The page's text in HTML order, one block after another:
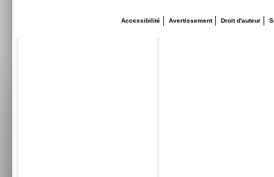
Accessibilité Avertissement Droit d'auteur